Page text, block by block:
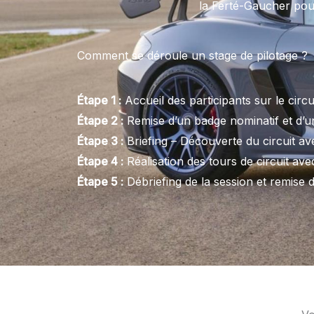
la Ferté-Gaucher
Comment se déroule un stage de pilotage ?
Étape 1 : Accueil des participants sur le
Étape 2 : Remise d’un badge nominatif et
Étape 3 :Briefing – Découverte du circuit
Étape 4 : Réalisation des tours de circuit
Étape 5 :Débriefing de la session et remise